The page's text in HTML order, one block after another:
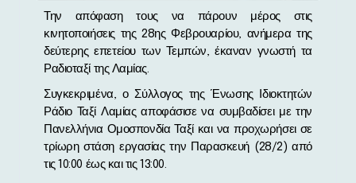
Την απόφαση τους να πάρουν μέρος στις
κινητοποιήσεις της 28ης Φεβρουαρίου, ανήμερα της
δεύτερης επετείου των Τεμπών, έκαναν γνωστή τα
Ραδιοταξί της Λαμίας.
Συγκεκριμένα, ο Σύλλογος της Ένωσης Ιδιοκτητών
Ράδιο Ταξί Λαμίας αποφάσισε να συμβαδίσει με την
Πανελλήνια Ομοσπονδία Ταξί και να προχωρήσει σε
τρίωρη στάση εργασίας την Παρασκευή (28/2) από
τις 10:00 έως και τις 13:00.